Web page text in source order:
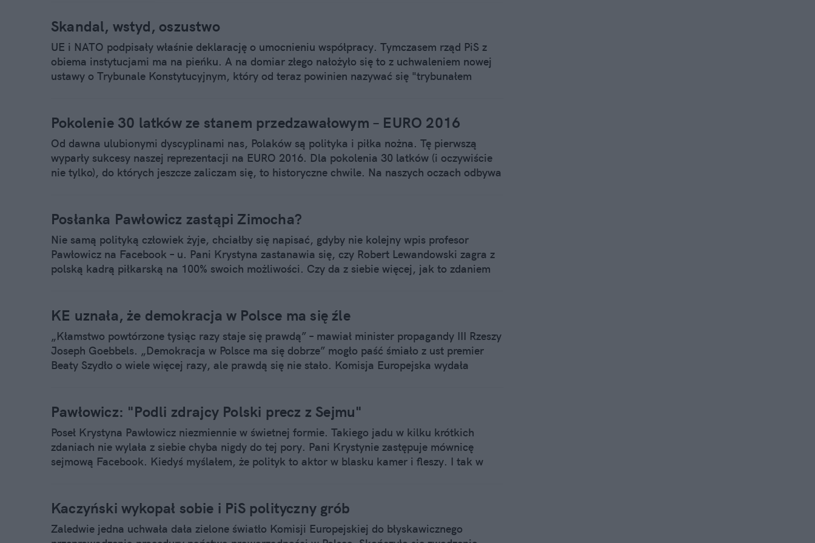
Skandal, wstyd, oszustwo
UE i NATO podpisały właśnie deklarację o umocnieniu współpracy. Tymczasem rząd PiS z
obiema instytucjami ma na pieńku. A na domiar złego nałożyło się to z uchwaleniem nowej
ustawy o Trybunale Konstytucyjnym, który od teraz powinien nazywać się "trybunałem
Pokolenie 30 latków ze stanem przedzawałowym – EURO 2016
Od dawna ulubionymi dyscyplinami nas, Polaków są polityka i piłka nożna. Tę pierwszą
wyparły sukcesy naszej reprezentacji na EURO 2016. Dla pokolenia 30 latków (i oczywiście
nie tylko), do których jeszcze zaliczam się, to historyczne chwile. Na naszych oczach odbywa
moment zmierzymy się z Portugalią. A jak te gorące, piłkarskie chwile wyglądały w latach 80
Posłanka Pawłowicz zastąpi Zimocha?
Nie samą polityką człowiek żyje, chciałby się napisać, gdyby nie kolejny wpis profesor
Pawłowicz na Facebook – u. Pani Krystyna zastanawia się, czy Robert Lewandowski zagra z
polską kadrą piłkarską na 100% swoich możliwości. Czy da z siebie więcej, jak to zdaniem
KE uznała, że demokracja w Polsce ma się źle
„Kłamstwo powtórzone tysiąc razy staje się prawdą” – mawiał minister propagandy III Rzeszy
Joseph Goebbels. „Demokracja w Polsce ma się dobrze” mogło paść śmiało z ust premier
Beaty Szydło o wiele więcej razy, ale prawdą się nie stało. Komisja Europejska wydała
Pawłowicz: "Podli zdrajcy Polski precz z Sejmu"
Poseł Krystyna Pawłowicz niezmiennie w świetnej formie. Takiego jadu w kilku krótkich
zdaniach nie wylała z siebie chyba nigdy do tej pory. Pani Krystynie zastępuje mównicę
sejmową Facebook. Kiedyś myślałem, że polityk to aktor w blasku kamer i fleszy. I tak w
Kaczyński wykopał sobie i PiS polityczny grób
Zaledwie jedna uchwała dała zielone światło Komisji Europejskiej do błyskawicznego